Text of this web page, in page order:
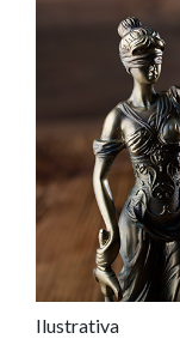
Ilustrativa